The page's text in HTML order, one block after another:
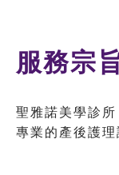
服務宗
聖雅諾美學診
專業的產後護理